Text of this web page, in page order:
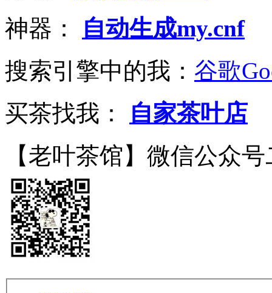
神器：
自动生成my.cnf
搜索引擎中的我： 谷歌
买茶找我：
自家茶叶店
【老叶茶馆】微信公众